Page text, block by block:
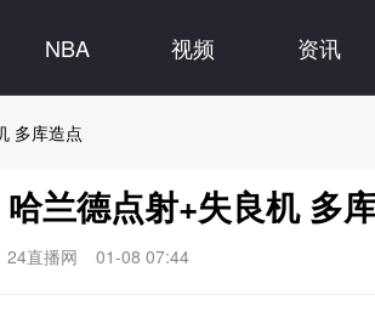
NBA 视频 资讯
多库造点
兰德点射+失良机 多
24直播网 01-08 07:44